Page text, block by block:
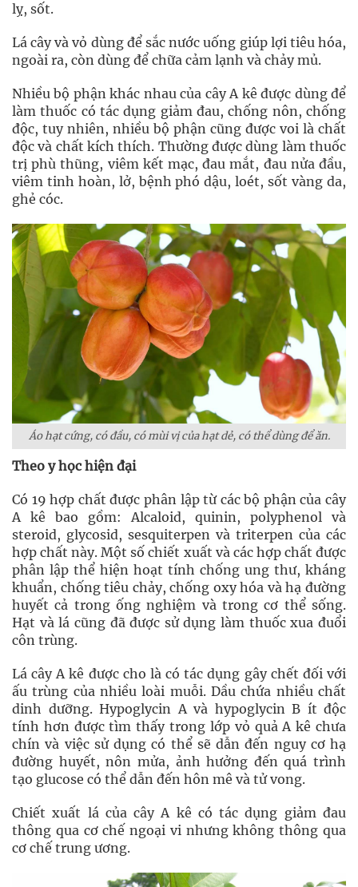
lỵ, sốt.
Lá cây và vỏ dùng để sắc nước uống giúp lợi tiêu hóa,
ngoài ra, còn dùng để chữa cảm lạnh và chảy mủ.
Nhiều bộ phận khác nhau của cây A kê được dùng để
làm thuốc có tác dụng giảm đau, chống nôn, chống
độc, tuy nhiên, nhiều bộ phận cũng được voi là chất
độc và chất kích thích. Thường được dùng làm thuốc
trị phù thũng, viêm kết mạc, đau mắt, đau nửa đầu,
viêm tinh hoàn, lở, bệnh phó dậu, loét, sốt vàng da,
ghẻ cóc.
Áo hạt cứng, có đầu, có mùi vị của hạt dẻ, có thể dùng để ăn.
Theo y học hiện đại
Có 19 hợp chất được phân lập từ các bộ phận của cây
A kê bao gồm: Alcaloid, quinin, polyphenol và
steroid, glycosid, sesquiterpen và triterpen của các
hợp chất này. Một số chiết xuất và các hợp chất được
phân lập thể hiện hoạt tính chống ung thư, kháng
khuẩn, chống tiêu chảy, chống oxy hóa và hạ đường
huyết cả trong ống nghiệm và trong cơ thể sống.
Hạt và lá cũng đã được sử dụng làm thuốc xua đuổi
côn trùng.
Lá cây A kê được cho là có tác dụng gây chết đối với
ấu trùng của nhiều loài muỗi. Dầu chứa nhiều chất
dinh dưỡng. Hypoglycin A và hypoglycin B ít độc
tính hơn được tìm thấy trong lớp vỏ quả A kê chưa
chín và việc sử dụng có thể sẽ dẫn đến nguy cơ hạ
đường huyết, nôn mửa, ảnh hưởng đến quá trình
tạo glucose có thể dẫn đến hôn mê và tử vong.
Chiết xuất lá của cây A kê có tác dụng giảm đau
thông qua cơ chế ngoại vi nhưng không thông qua
cơ chế trung ương.